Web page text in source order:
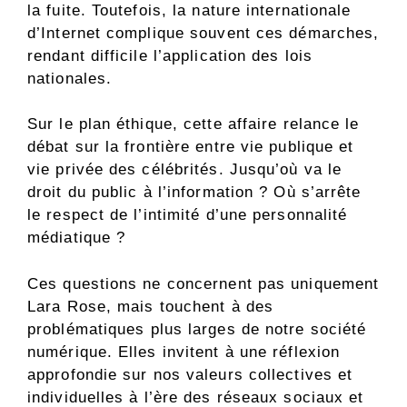
la fuite. Toutefois, la nature internationale
d’Internet complique souvent ces démarches,
rendant difficile l’application des lois
nationales.
Sur le plan éthique, cette affaire relance le
débat sur la frontière entre vie publique et
vie privée des célébrités. Jusqu’où va le
droit du public à l’information ? Où s’arrête
le respect de l’intimité d’une personnalité
médiatique ?
Ces questions ne concernent pas uniquement
Lara Rose, mais touchent à des
problématiques plus larges de notre société
numérique. Elles invitent à une réflexion
approfondie sur nos valeurs collectives et
individuelles à l’ère des réseaux sociaux et